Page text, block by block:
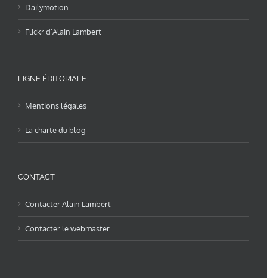
Dailymotion
Flickr d’Alain Lambert
LIGNE ÉDITORIALE
Mentions légales
La charte du blog
CONTACT
Contacter Alain Lambert
Contacter le webmaster